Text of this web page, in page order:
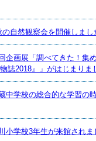
自然観察会を開催しまし
企画展「調べてきた！集
誌2018』」がはじまりま
中学校の総合的な学習の
小学校3年生が来館されま